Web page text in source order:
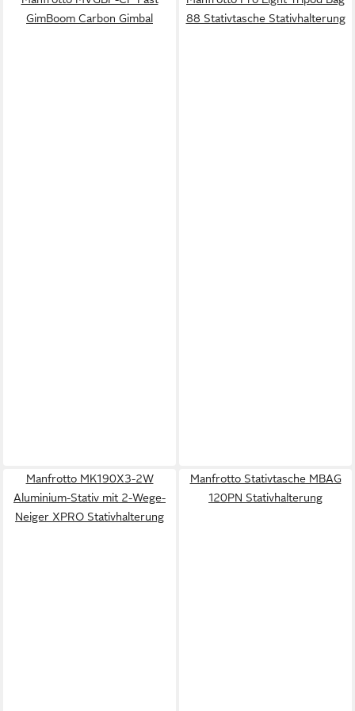
GimBoom Carbon Gimbal
88 Stativtasche Stativhalterung
Manfrotto MK190X3-2W
Aluminium-Stativ mit 2-Wege-
Neiger XPRO Stativhalterung
Manfrotto Stativtasche MBAG
120PN Stativhalterung